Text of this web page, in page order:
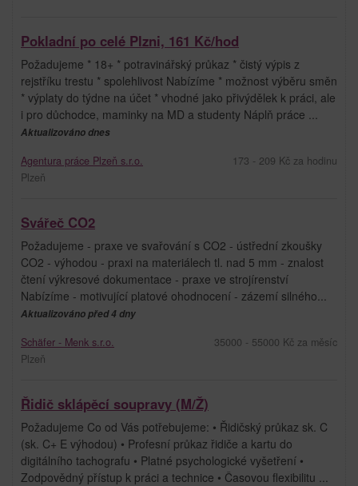
Pokladní po celé Plzni, 161 Kč/hod
Požadujeme * 18+ * potravinářský průkaz * čistý výpis z
rejstříku trestu * spolehlivost Nabízíme * možnost výběru směn
* výplaty do týdne na účet * vhodné jako přivýdělek k práci, ale
i pro důchodce, maminky na MD a studenty Náplň práce ...
Aktualizováno dnes
Agentura práce Plzeň s.r.o.
Plzeň
173 - 209 Kč za hodinu
Svářeč CO2
Požadujeme - praxe ve svařování s CO2 - ústřední zkoušky
CO2 - výhodou - praxi na materiálech tl. nad 5 mm - znalost
čtení výkresové dokumentace - praxe ve strojírenství
Nabízíme - motivující platové ohodnocení - zázemí silného...
Aktualizováno před 4 dny
Schäfer - Menk s.r.o.
Plzeň
35000 - 55000 Kč za měsíc
Řidič sklápěcí soupravy (M/Ž)
Požadujeme Co od Vás potřebujeme: • Řidičský průkaz sk. C
(sk. C+ E výhodou) • Profesní průkaz řidiče a kartu do
digitálního tachografu • Platné psychologické vyšetření •
Zodpovědný přístup k práci a technice • Časovou flexibilitu ...